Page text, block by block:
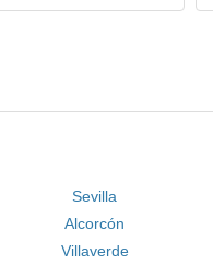
Sevilla
Alcorcón
Villaverde